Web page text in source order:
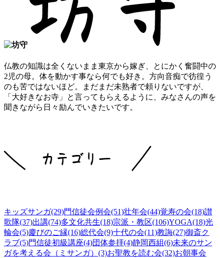
仏教の知識は全くないまま東京から嫁ぎ、とにかく奮闘中の
2児の母。体を動かす事なら何でも好き。方向音痴で彷徨う
のも苦ではないほど。まだまだ未熟者で頼りないですが、
「大好きなお寺」と言ってもらえるように、みなさんの声を
聞きながら日々励んでいきたいです。
キッズサンガ(29)門信徒会例会(51)壮年会(44)覚寿の会(18)讃
歌隊(37)出講(74)多文化共生(18)宗派・教区(106)YOGA(18)光
輪会(5)慶びのご縁(16)総代会(9)十代の会(11)教誨(27)御斎ク
ラブ(5)門信徒初級講座(4)団体参拝(4)静岡西組(6)未来のサン
ガを考える会（ミサンガ）(3)お聖教を読む会(32)お朝事会